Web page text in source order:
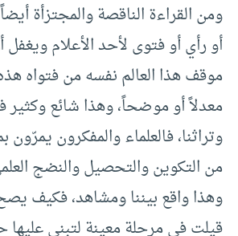
ومن القراءة الناقصة والمجتزأة
أو رأي أو فتوى لأحد الأعلام
موقف هذا العالم نفسه من فتواه
معدلاً أو موضحاً، وهذا شائع وكثير
وتراثنا، فالعلماء والمفكرون
من التكوين والتحصيل والنضج
وهذا واقع بيننا ومشاهد، فكيف
قيلت في مرحلة معينة لتبني عليها